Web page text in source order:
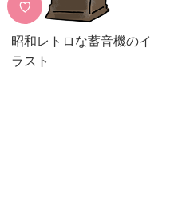
♡
昭和レトロな蓄音機のイ
ラスト